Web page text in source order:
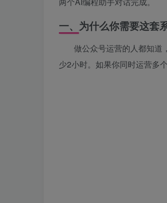
一、为什么你需要这套
做公众号运营的人都知道
少2小时。如果你同时运营多